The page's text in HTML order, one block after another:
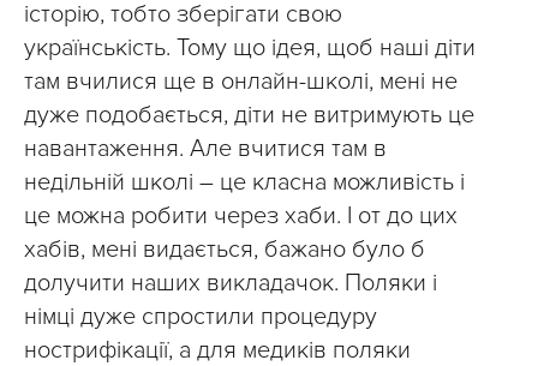
історію, тобто зберігати свою
українськість. Тому що ідея, щоб наші діти
там вчилися ще в онлайн-школі, мені не
дуже подобається, діти не витримують це
навантаження. Але вчитися там в
недільній школі – це класна можливість і
це можна робити через хаби. І от до цих
хабів, мені видається, бажано було б
долучити наших викладачок. Поляки і
німці дуже спростили процедуру
нострифікації, а для медиків поляки